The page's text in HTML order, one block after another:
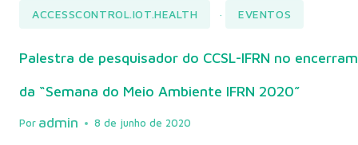
ACCESSCONTROL.IOT.HEALTH · EVENTOS
Palestra de pesquisador do CCSL-IFRN no
da “Semana do Meio Ambiente IFRN 2020”
Por admin 8 de junho de 2020